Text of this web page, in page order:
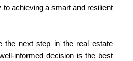
achieving a smart and resilient
the next step in the real estate
informed decision is the best